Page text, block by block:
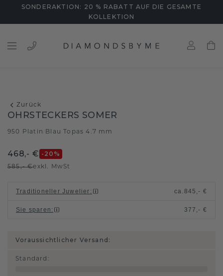
SONDERAKTION: 20 % RABATT AUF DIE GESAMTE
KOLLEKTION
Zurück
OHRSTECKERS SOMER
950 Platin Blau Topas 4.7 mm
468,- € -20 %
585,- €exkl. MwSt
Traditioneller Juwelier : ca. 845,- €
Sie sparen : 377,- €
Voraussichtlicher Versand:
Standard :